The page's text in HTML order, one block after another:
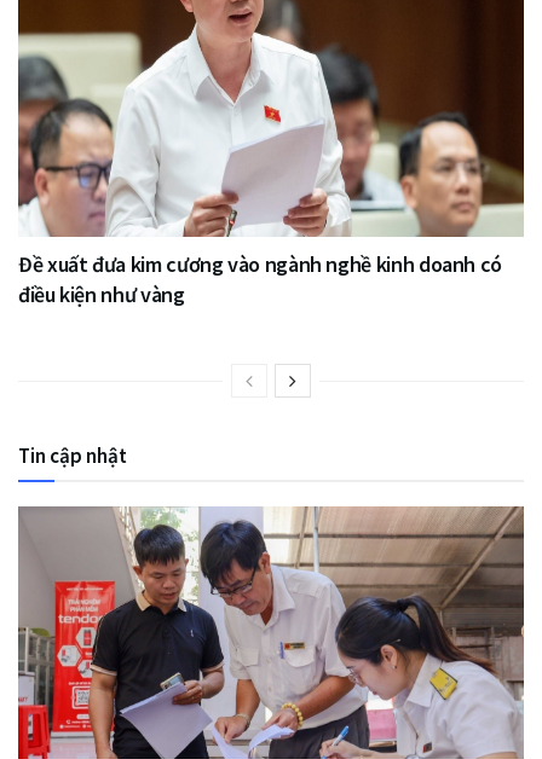
Đề xuất đưa kim cương vào ngành nghề kinh doanh có
điều kiện như vàng
Tin cập nhật